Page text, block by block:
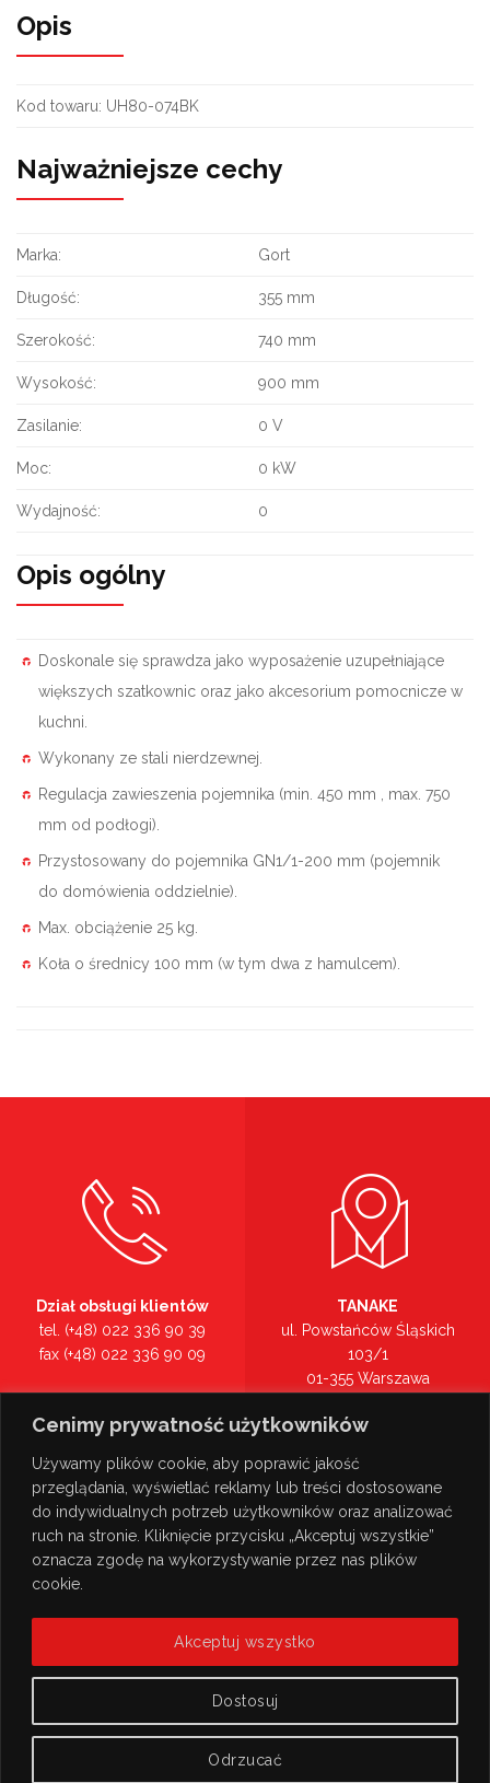
Cenimy prywatność użytkowników
Używamy plików cookie, aby poprawić jakość
przeglądania, wyświetlać reklamy lub treści dostosowane
do indywidualnych potrzeb użytkowników oraz analizować
ruch na stronie. Kliknięcie przycisku „Akceptuj wszystkie”
oznacza zgodę na wykorzystywanie przez nas plików
cookie.
Dostosuj
Odrzucać
Akceptuj wszystko
Opis
Kod towaru: UH80-074BK
Najważniejsze cechy
Marka: Gort
Długość: 355 mm
Szerokość: 740 mm
Wysokość: 900 mm
Zasilanie: 0 V
Moc: 0 kW
Wydajność: 0
Opis ogólny
Doskonale się sprawdza jako wyposażenie uzupełniające
większych szatkownic oraz jako akcesorium pomocnicze w
kuchni.
Wykonany ze stali nierdzewnej.
Regulacja zawieszenia pojemnika (min. 450 mm , max. 750
mm od podłogi).
Przystosowany do pojemnika GN1/1-200 mm (pojemnik
do domówienia oddzielnie).
Max. obciążenie 25 kg.
Koła o średnicy 100 mm (w tym dwa z hamulcem).
Dział obsługi klientów
tel. (+48) 022 336 90 39
fax (+48) 022 336 90 09
tel. (+48) 022 336 90 00
TANAKE
ul. Powstańców Śląskich
103/1
01-355 Warszawa
Zobacz na mapie >
© Copyright 2026TANAKE